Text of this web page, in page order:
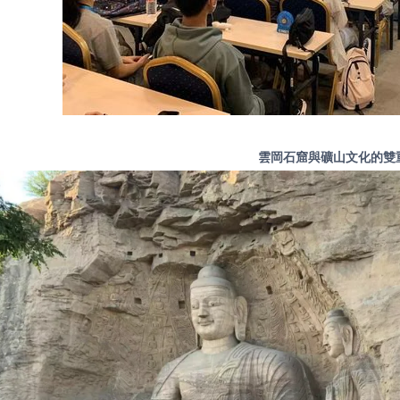
雲岡石窟與礦山文化的雙